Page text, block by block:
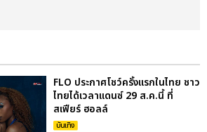
FLO ประกาศโชว์ครั้งแรกในไทย ชาว
ไทยได้เวลาแดนซ์ 29 ส.ค.นี้ ที่
สเฟียร์ ฮอลล์
บันเทิง